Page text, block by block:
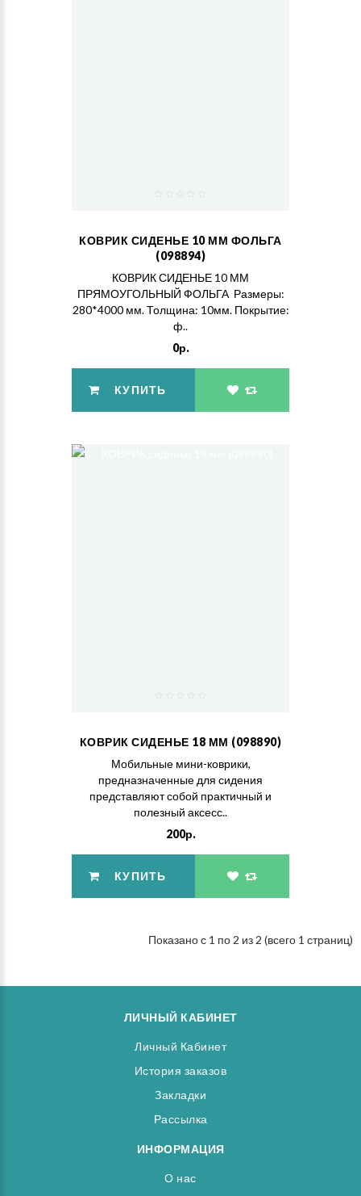
КОВРИК СИДЕНЬЕ 10 ММ ФОЛЬГА
(098894)
КОВРИК СИДЕНЬЕ 10 ММ
ПРЯМОУГОЛЬНЫЙ ФОЛЬГА Размеры:
280*4000 мм. Толщина: 10мм. Покрытие:
ф..
0р.
КУПИТЬ
КОВРИК СИДЕНЬЕ 18 ММ (098890)
Мобильные мини-коврики,
предназначенные для сидения
представляют собой практичный и
полезный аксесс..
200р.
КУПИТЬ
Показано с 1 по 2 из 2 (всего 1 страниц)
ЛИЧНЫЙ КАБИНЕТ
Личный Кабинет
История заказов
Закладки
Рассылка
ИНФОРМАЦИЯ
О нас